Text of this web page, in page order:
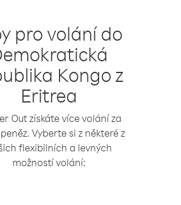
pro volání do
Kongo z
Eritrea
Out získáte více volání za
Vyberte si z některé z
flexibilních a levných
možností volání: